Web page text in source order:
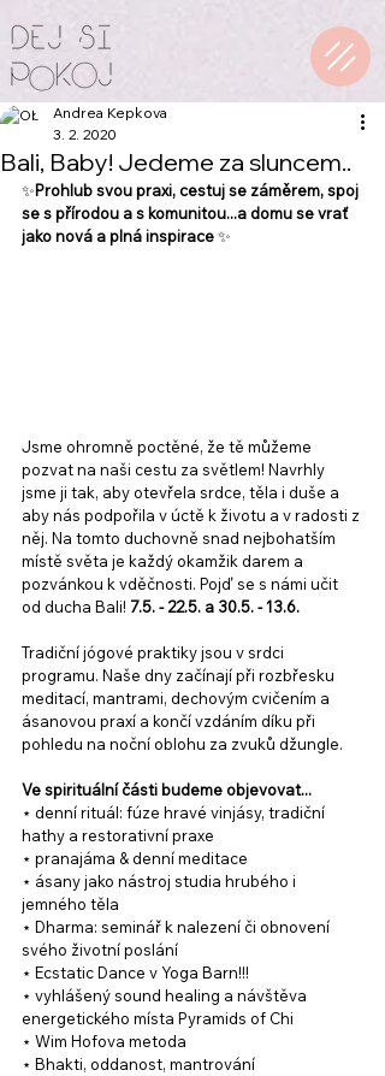
Bali, Baby! Jedeme za sluncem..
Andrea Kepkova
3. 2. 2020
✨Prohlub svou praxi, cestuj se záměrem, spoj
se s přírodou a s komunitou...a domu se vrať
jako nová a plná inspirace ✨
Jsme ohromně poctěné, že tě můžeme
pozvat na naši cestu za světlem! Navrhly
jsme ji tak, aby otevřela srdce, těla i duše a
aby nás podpořila v úctě k životu a v radosti z
něj. Na tomto duchovně snad nejbohatším
místě světa je každý okamžik darem a
pozvánkou k vděčnosti. Pojď se s námi učit
od ducha Bali! 7.5. - 22.5. a 30.5. - 13.6.
Tradiční jógové praktiky jsou v srdci
programu. Naše dny začínají při rozbřesku
meditací, mantrami, dechovým cvičením a
ásanovou praxí a končí vzdáním díku při
pohledu na noční oblohu za zvuků džungle.
Ve spirituální části budeme objevovat...
⋆ denní rituál: fúze hravé vinjásy, tradiční
hathy a restorativní praxe
⋆ pranajáma & denní meditace
⋆ ásany jako nástroj studia hrubého i
jemného těla
⋆ Dharma: seminář k nalezení či obnovení
svého životní poslání
⋆ Ecstatic Dance v Yoga Barn!!!
⋆ vyhlášený sound healing a návštěva
energetického místa Pyramids of Chi
⋆ Wim Hofova metoda
⋆ Bhakti, oddanost, mantrování